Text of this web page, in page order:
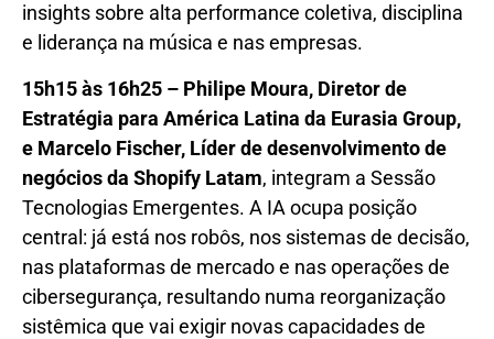
insights sobre alta performance coletiva, disciplina
e liderança na música e nas empresas.
15h15 às 16h25 – Philipe Moura, Diretor de
Estratégia para América Latina da Eurasia Group,
e Marcelo Fischer, Líder de desenvolvimento de
negócios da Shopify Latam, integram a Sessão
Tecnologias Emergentes. A IA ocupa posição
central: já está nos robôs, nos sistemas de decisão,
nas plataformas de mercado e nas operações de
cibersegurança, resultando numa reorganização
sistêmica que vai exigir novas capacidades de